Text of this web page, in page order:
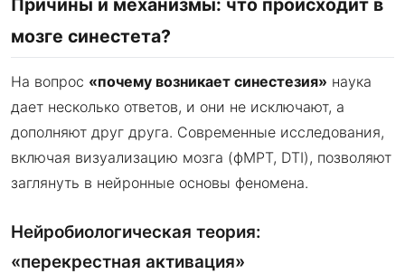
Причины и механизмы: что происходит в
мозге синестета?
На вопрос «почему возникает синестезия» наука
дает несколько ответов, и они не исключают, а
дополняют друг друга. Современные исследования,
включая визуализацию мозга (фМРТ, DTI), позволяют
заглянуть в нейронные основы феномена.
Нейробиологическая теория:
«перекрестная активация»